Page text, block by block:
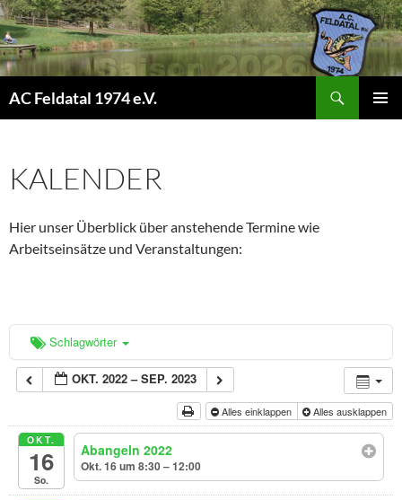
AC Feldatal 1974 e.V.
KALENDER
Hier unser Überblick über anstehende Termine wie
Arbeitseinsätze und Veranstaltungen:
Schlagwörter
OKT. 2022 – SEP. 2023
Alles einklappen Alles ausklappen
OKT.
16
So.
Abangeln 2022
Okt. 16 um 8:30 – 12:00